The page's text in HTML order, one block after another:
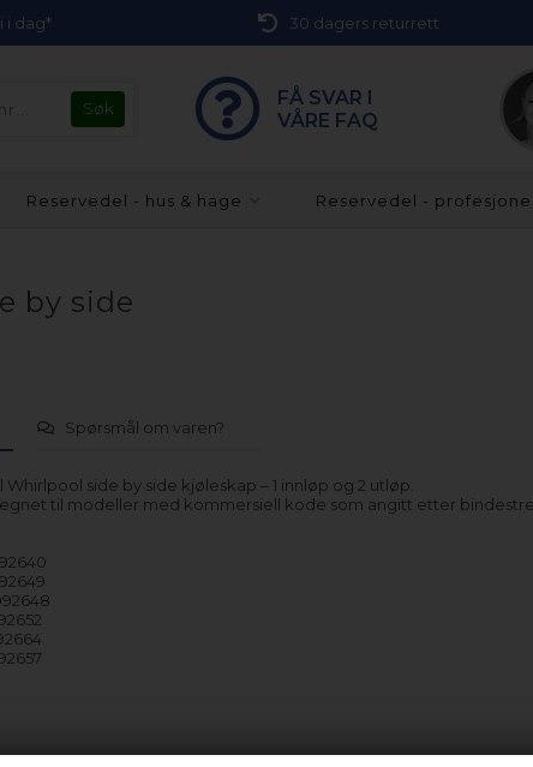
i dag* 30 dagers returrett
FÅ SVAR I
VÅRE FAQ
Reservedel - hus & hage Reservedel - profesjonel
by side
Spørsmål om varen?
Whirlpool side by side kjøleskap – 1 innløp og 2 utløp.
til modeller med kommersiell kode som angitt etter